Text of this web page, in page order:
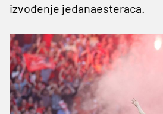
izvođenje jedanaesteraca.